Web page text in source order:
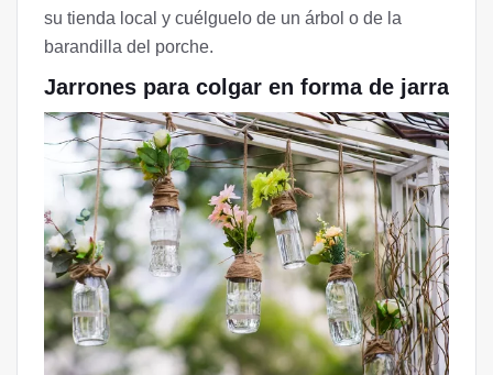
su tienda local y cuélguelo de un árbol o de la
barandilla del porche.
Jarrones para colgar en forma de jarra